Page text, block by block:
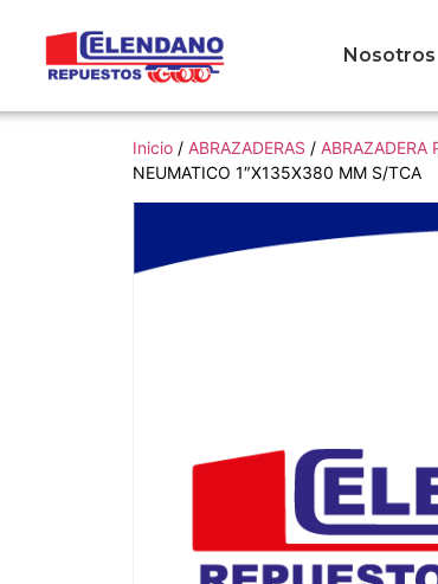
Nosotros
Inicio / ABRAZADERAS / ABRAZADERA
NEUMATICO 1″X135X380 MM S/TCA